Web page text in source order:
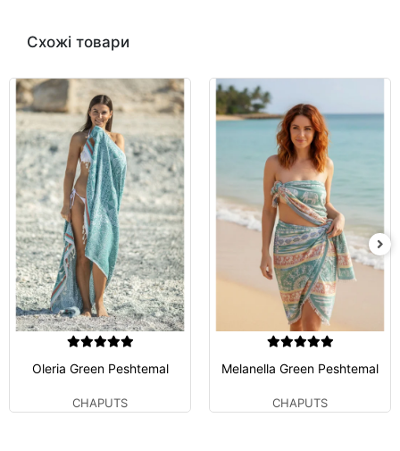
Схожі товари
Oleria Green Peshtemal
CHAPUTS
Melanella Green Peshtemal
CHAPUTS